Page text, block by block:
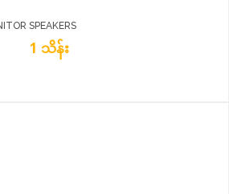
SPEAKERS
1 သိန်း